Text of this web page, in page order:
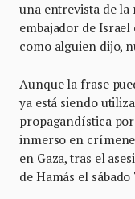
una entrevista de la
embajador de Israel
como alguien dijo,
Aunque la frase
ya está siendo
propagandística
inmerso en
en Gaza, tras el
de Hamás el sábado